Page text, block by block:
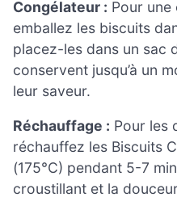
Congélateur : Pour
emballez les biscuits
placez-les dans un sac
conservent jusqu’à un
leur saveur.
Réchauffage : Pour les
réchauffez les Biscuits
(175°C) pendant 5-7
croustillant et la